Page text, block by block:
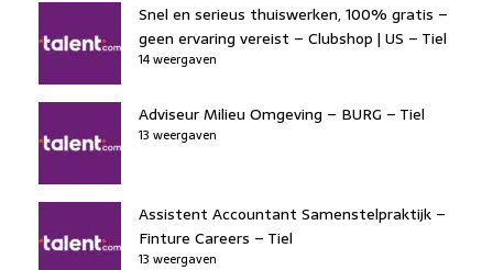
Snel en serieus thuiswerken, 100% gratis –
geen ervaring vereist – Clubshop | US – Tiel
14 weergaven
Adviseur Milieu Omgeving – BURG – Tiel
13 weergaven
Assistent Accountant Samenstelpraktijk –
Finture Careers – Tiel
13 weergaven